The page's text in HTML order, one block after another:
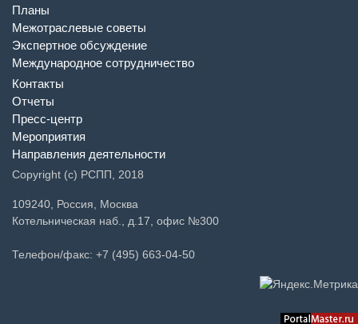
Планы
Межотраслевые советы
Экспертное обсуждение
Международное сотрудничество
Контакты
Отчеты
Пресс-центр
Мероприятия
Направления деятельности
Copyright (c) РСПП, 2018
109240, Россия, Москва
Котельническая наб., д.17, офис №300
Телефон/факс: +7 (495) 663-04-50